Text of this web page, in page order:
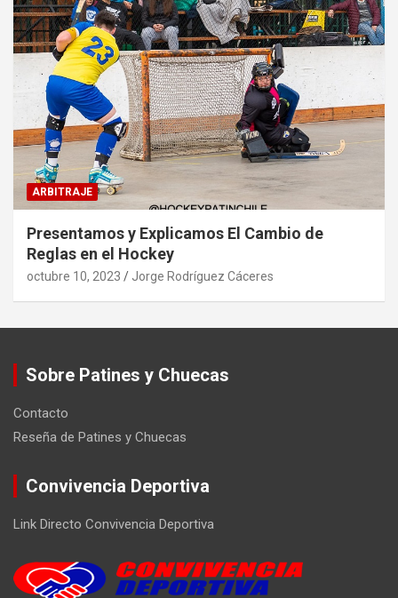
ARBITRAJE
Presentamos y Explicamos El Cambio de
Reglas en el Hockey
octubre 10, 2023 Jorge Rodríguez Cáceres
Sobre Patines y Chuecas
Contacto
Reseña de Patines y Chuecas
Convivencia Deportiva
Link Directo Convivencia Deportiva